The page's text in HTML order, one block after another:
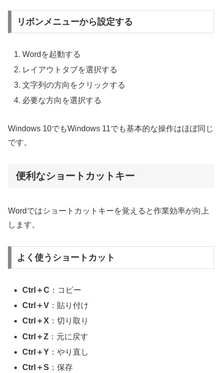
リボンメニューから設定する
Wordを起動する
レイアウトタブを選択する
文字列の方向をクリックする
必要な方向を選択する
Windows 10でもWindows 11でも基本的な操作はほぼ同じ
です。
便利なショートカットキー
Wordではショートカットキーを覚えると作業効率が向上
します。
よく使うショートカット
Ctrl＋C ：コピー
Ctrl＋V ：貼り付け
Ctrl＋X ：切り取り
Ctrl＋Z ：元に戻す
Ctrl＋Y ：やり直し
Ctrl＋S ：保存